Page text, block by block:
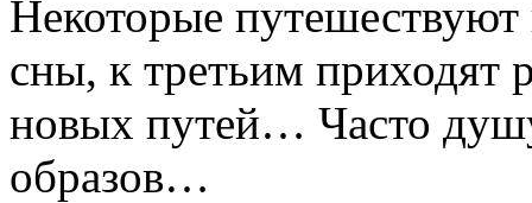
Некоторые
сны, к третьим приходят
новых путей… Часто
образов…